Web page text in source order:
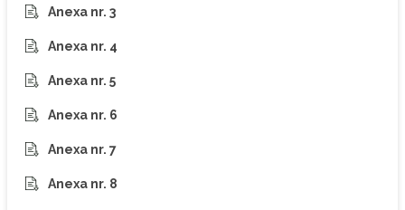
Anexa nr. 3
Anexa nr. 4
Anexa nr. 5
Anexa nr. 6
Anexa nr. 7
Anexa nr. 8